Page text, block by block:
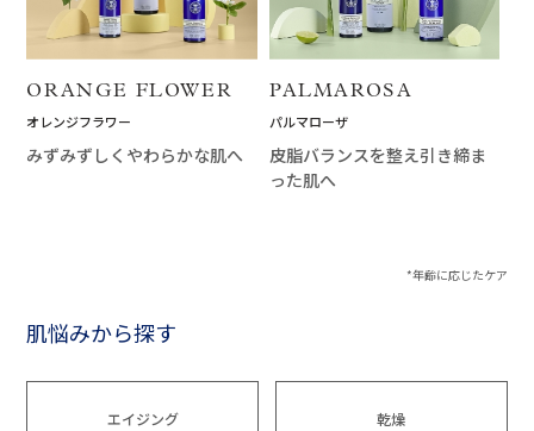
ORANGE FLOWER
オレンジフラワー
みずみずしくやわらかな肌へ
PALMAROSA
パルマローザ
皮脂バランスを整え引き締ま
った肌へ
*年齢に応じたケア
肌悩みから探す
エイジング 乾燥